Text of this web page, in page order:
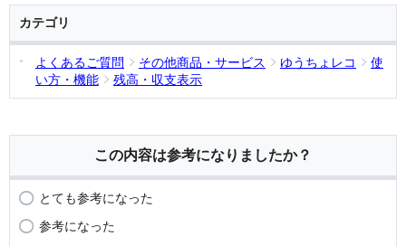
カテゴリ
よくあるご質問 その他商品・サービス ゆうちょレコ
使
い方・機能
残高・収支表示
この内容は参考になりましたか？
とても参考になった
参考になった